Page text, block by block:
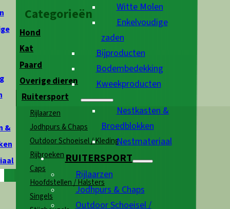
&
Witte Molen
Enkelvoudige
zaden
Bijproducten
Bodembedekking
Kweekproducten
Nestkasten &
Broedblokken
Nestmateriaal
RUITERSPORT
Rijlaarzen
Jodhpurs & Chaps
Outdoor Schoeisel /
Categorieën
Hond
Kat
Paard
Overige dieren
Ruitersport
Rijlaarzen
Jodhpurs & Chaps
Outdoor Schoeisel / Kleding
Rijbroeken
Caps
Hoofdstellen / Halsters
Singels